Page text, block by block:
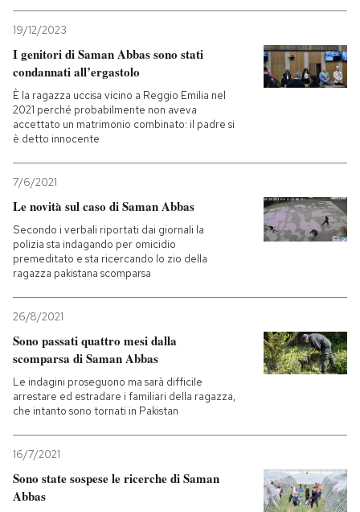
19/12/2023
I genitori di Saman Abbas sono stati
condannati all’ergastolo
È la ragazza uccisa vicino a Reggio Emilia nel
2021 perché probabilmente non aveva
accettato un matrimonio combinato: il padre si
è detto innocente
7/6/2021
Le novità sul caso di Saman Abbas
Secondo i verbali riportati dai giornali la
polizia sta indagando per omicidio
premeditato e sta ricercando lo zio della
ragazza pakistana scomparsa
26/8/2021
Sono passati quattro mesi dalla
scomparsa di Saman Abbas
Le indagini proseguono ma sarà difficile
arrestare ed estradare i familiari della ragazza,
che intanto sono tornati in Pakistan
16/7/2021
Sono state sospese le ricerche di Saman
Abbas